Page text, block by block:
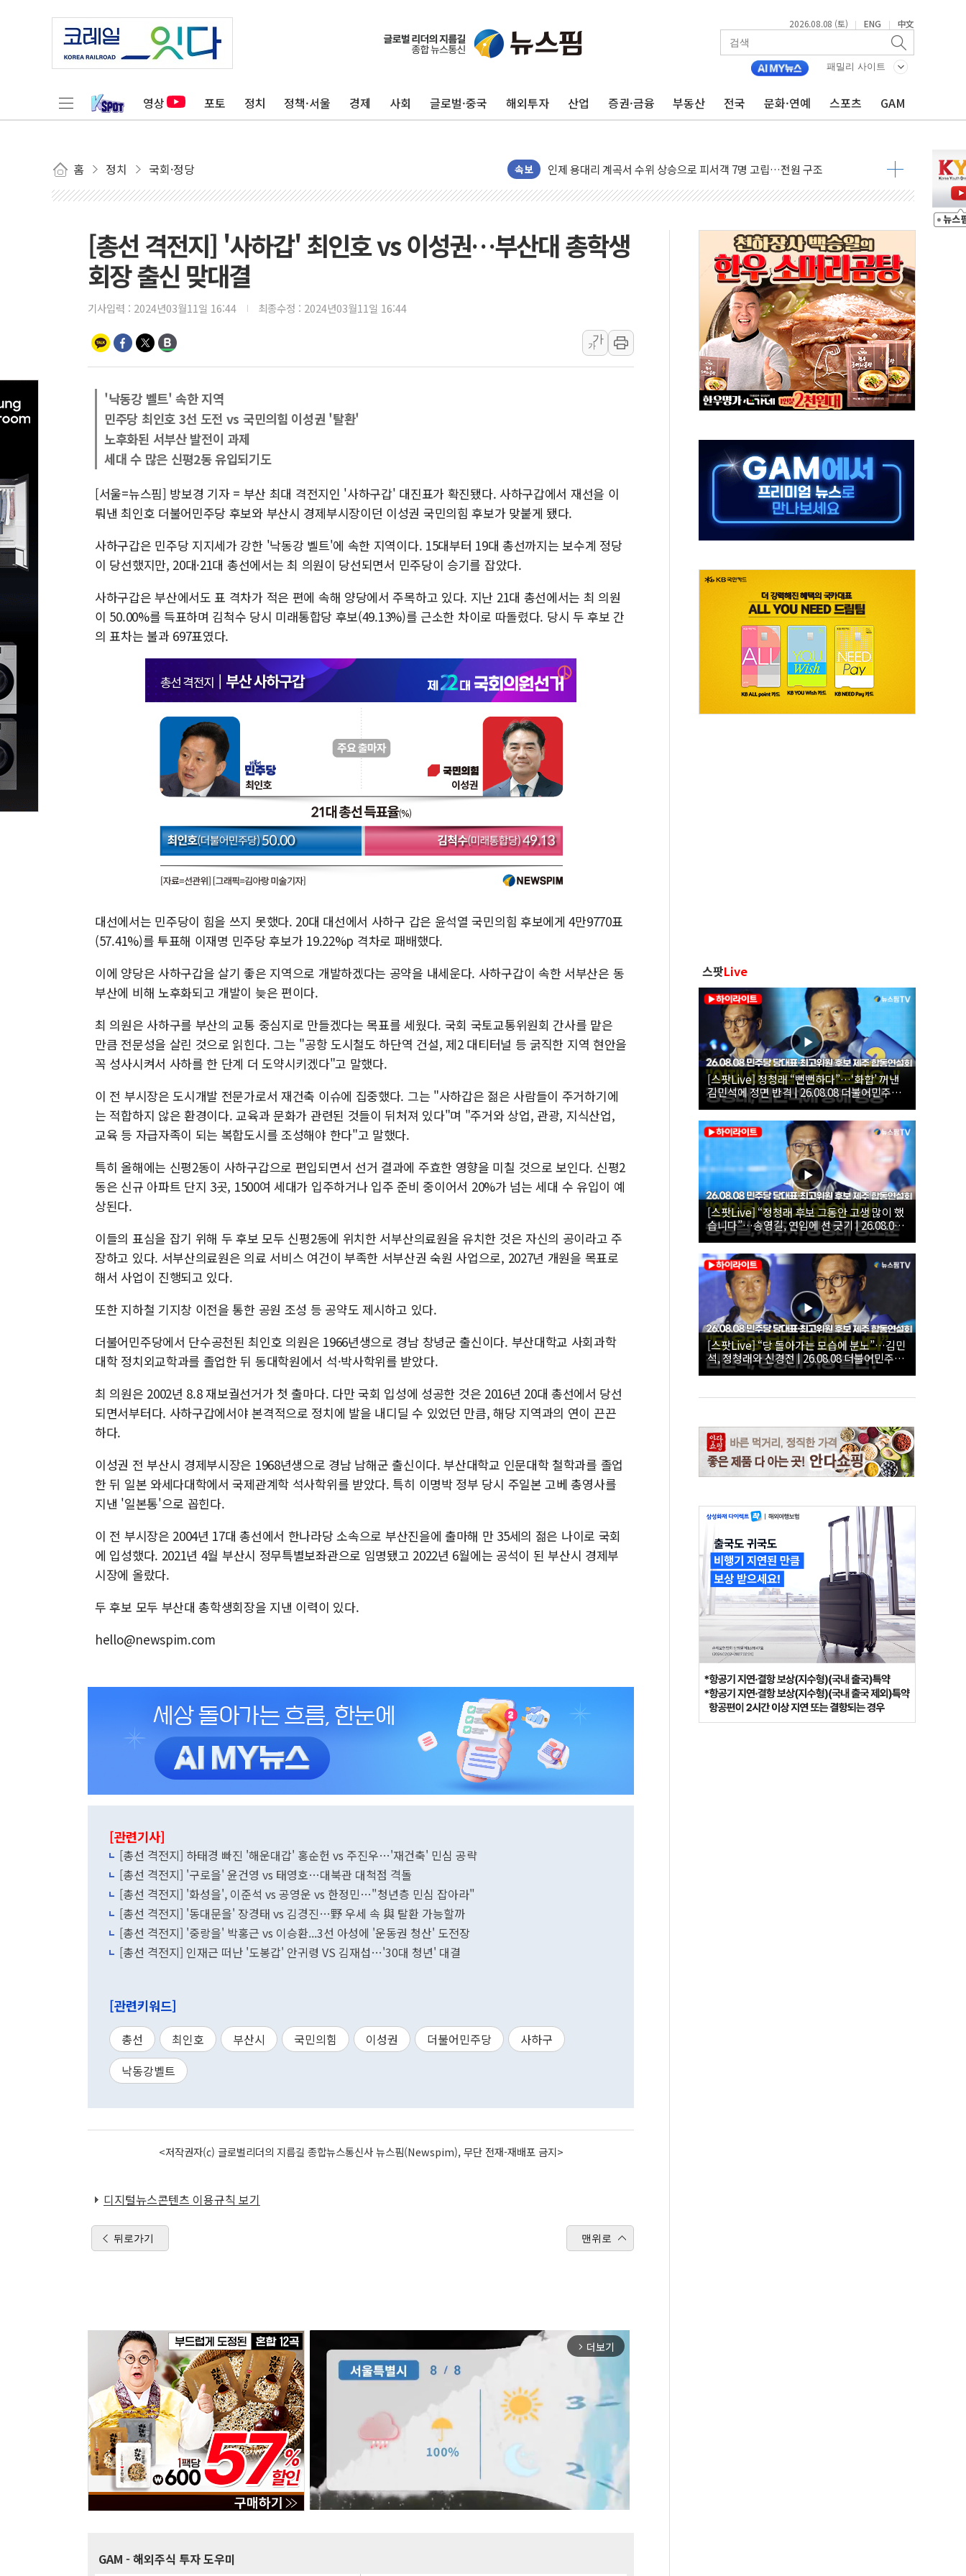
2026.08.08 (토) | ENG | 中文
패밀리 사이트
영상 포토 정치 정책·서울 경제 사회 글로벌·중국 해외투자 산업 증권·금융 부동산 전국 문화·연예 스포츠 GAM
홈 정치 국회·정당 속보
'화합' 꺼낸 김민석에 '뻔뻔' 받아친 정청래…제주 연설서 신경전 고조
李대통령, ISA 개편 재검토 지시…與 "적극 환영"·野 "졸속 국정"
연일 폭염에 온열질환 사망 23명…정부, 비상대응기구 가동
中 전방위 아파트 부양, 수도 베이징도 부동산 규제 철폐
동해시, 11~14일 '별똥별 멍' 운영…페르세우스 유성우 관측
강원 중·남부 동해안 시간당 50mm 이상 폭우…호우경보 발효
폭염에 車 운전면허 기능시험 오전 집중 편성…체감온도 38도 넘으면 중단
李대통령, 'ISA·주가누르기 방지법' 전면 재검토 지시
'호우 특보' 경북 울진 시간당 20~30mm 강한 비...가뭄 해소될 듯
주말 무더위·열대야 지속…내륙 곳곳 소나기
오세훈 "용산공원 주택 검토, 민주당 스스로 원칙 뒤집는 것"
충북 주말 무더위 지속…청주·진천 35도, 곳곳 소나기
10월 보완수사권 폐지·공소청 출범…피해자들 '범죄 사각지대' 우려
한상협, 업계 개인정보 보안 새판 짠다…'자율규제단체' 타진
[총선 격전지] '사하갑' 최인호 vs 이성권…부산대 총학생
회장 출신 맞대결
기사입력 : 2024년03월11일 16:44 최종수정 : 2024년03월11일 16:44
가
가
'낙동강 벨트' 속한 지역
민주당 최인호 3선 도전 vs 국민의힘 이성권 '탈환'
노후화된 서부산 발전이 과제
세대 수 많은 신평2동 유입되기도
[서울=뉴스핌] 방보경 기자 = 부산 최대 격전지인 '사하구갑' 대진표가 확진됐다. 사하구갑에서 재선을 이
뤄낸 최인호 더불어민주당 후보와 부산시 경제부시장이던 이성권 국민의힘 후보가 맞붙게 됐다.
사하구갑은 민주당 지지세가 강한 '낙동강 벨트'에 속한 지역이다. 15대부터 19대 총선까지는 보수계 정당
이 당선했지만, 20대·21대 총선에서는 최 의원이 당선되면서 민주당이 승기를 잡았다.
사하구갑은 부산에서도 표 격차가 적은 편에 속해 양당에서 주목하고 있다. 지난 21대 총선에서는 최 의원
이 50.00%를 득표하며 김척수 당시 미래통합당 후보(49.13%)를 근소한 차이로 따돌렸다. 당시 두 후보 간
의 표차는 불과 697표였다.
대선에서는 민주당이 힘을 쓰지 못했다. 20대 대선에서 사하구 갑은 윤석열 국민의힘 후보에게 4만9770표
(57.41%)를 투표해 이재명 민주당 후보가 19.22%p 격차로 패배했다.
이에 양당은 사하구갑을 살기 좋은 지역으로 개발하겠다는 공약을 내세운다. 사하구갑이 속한 서부산은 동
부산에 비해 노후화되고 개발이 늦은 편이다.
최 의원은 사하구를 부산의 교통 중심지로 만들겠다는 목표를 세웠다. 국회 국토교통위원회 간사를 맡은
만큼 전문성을 살린 것으로 읽힌다. 그는 "공항 도시철도 하단역 건설, 제2 대티터널 등 굵직한 지역 현안을
꼭 성사시켜서 사하를 한 단계 더 도약시키겠다"고 말했다.
이 전 부시장은 도시개발 전문가로서 재건축 이슈에 집중했다. 그는 "사하갑은 젊은 사람들이 주거하기에
는 적합하지 않은 환경이다. 교육과 문화가 관련된 것들이 뒤처져 있다"며 "주거와 상업, 관광, 지식산업,
교육 등 자급자족이 되는 복합도시를 조성해야 한다"고 말했다.
특히 올해에는 신평2동이 사하구갑으로 편입되면서 선거 결과에 주효한 영향을 미칠 것으로 보인다. 신평2
동은 신규 아파트 단지 3곳, 1500여 세대가 입주하거나 입주 준비 중이어서 20%가 넘는 세대 수 유입이 예
상된다.
이들의 표심을 잡기 위해 두 후보 모두 신평2동에 위치한 서부산의료원을 유치한 것은 자신의 공이라고 주
장하고 있다. 서부산의료원은 의료 서비스 여건이 부족한 서부산권 숙원 사업으로, 2027년 개원을 목표로
해서 사업이 진행되고 있다.
또한 지하철 기지창 이전을 통한 공원 조성 등 공약도 제시하고 있다.
더불어민주당에서 단수공천된 최인호 의원은 1966년생으로 경남 창녕군 출신이다. 부산대학교 사회과학
대학 정치외교학과를 졸업한 뒤 동대학원에서 석·박사학위를 받았다.
최 의원은 2002년 8.8 재보궐선거가 첫 출마다. 다만 국회 입성에 성공한 것은 2016년 20대 총선에서 당선
되면서부터다. 사하구갑에서야 본격적으로 정치에 발을 내디딜 수 있었던 만큼, 해당 지역과의 연이 끈끈
하다.
이성권 전 부산시 경제부시장은 1968년생으로 경남 남해군 출신이다. 부산대학교 인문대학 철학과를 졸업
한 뒤 일본 와세다대학에서 국제관계학 석사학위를 받았다. 특히 이명박 정부 당시 주일본 고베 총영사를
지낸 '일본통'으로 꼽힌다.
이 전 부시장은 2004년 17대 총선에서 한나라당 소속으로 부산진을에 출마해 만 35세의 젊은 나이로 국회
에 입성했다. 2021년 4월 부산시 정무특별보좌관으로 임명됐고 2022년 6월에는 공석이 된 부산시 경제부
시장에 올랐다.
두 후보 모두 부산대 총학생회장을 지낸 이력이 있다.
hello@newspim.com
[관련기사]
[총선 격전지] 하태경 빠진 '해운대갑' 홍순헌 vs 주진우…'재건축' 민심 공략
[총선 격전지] '구로을' 윤건영 vs 태영호…대북관 대척점 격돌
[총선 격전지] '화성을', 이준석 vs 공영운 vs 한정민…"청년층 민심 잡아라"
[총선 격전지] '동대문을' 장경태 vs 김경진…野 우세 속 與 탈환 가능할까
[총선 격전지] '중랑을' 박홍근 vs 이승환...3선 아성에 '운동권 청산' 도전장
[총선 격전지] 인재근 떠난 '도봉갑' 안귀령 VS 김재섭…'30대 청년' 대결
[관련키워드]
총선 최인호 부산시 국민의힘 이성권 더불어민주당
사하구
낙동강벨트
<저작권자(c) 글로벌리더의 지름길 종합뉴스통신사 뉴스핌(Newspim), 무단 전재-재배포 금지>
디지털뉴스콘텐츠 이용규칙 보기
뒤로가기 맨위로
arrow_forward_ios 더보기
GAM - 해외주식 투자 도우미
스팟Live
[스팟Live] 정청래 “뻔뻔하다”…‘화합’ 꺼낸
김민석에 정면 반격 | 26.08.08 더불어민주당
당대표·최고위원 후보 제주 합동연설회
[스팟Live] “정청래 후보 그동안 고생 많이 했
습니다”…송영길, 연임에 선 긋기 | 26.08.08
더불어민주당 당대표·최고위원 후보 제주 합
동연설회
[스팟Live] “당 돌아가는 모습에 분노”…김민
석, 정청래와 신경전 | 26.08.08 더불어민주당
당대표·최고위원 후보 제주 합동연설회